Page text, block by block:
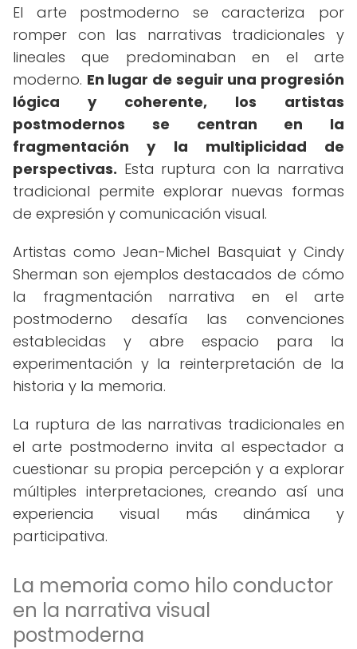
El arte postmoderno se caracteriza por
romper con las narrativas tradicionales y
lineales que predominaban en el arte
moderno. En lugar de seguir una progresión
lógica y coherente, los artistas
postmodernos se centran en la
fragmentación y la multiplicidad de
perspectivas. Esta ruptura con la narrativa
tradicional permite explorar nuevas formas
de expresión y comunicación visual.
Artistas como Jean-Michel Basquiat y Cindy
Sherman son ejemplos destacados de cómo
la fragmentación narrativa en el arte
postmoderno desafía las convenciones
establecidas y abre espacio para la
experimentación y la reinterpretación de la
historia y la memoria.
La ruptura de las narrativas tradicionales en
el arte postmoderno invita al espectador a
cuestionar su propia percepción y a explorar
múltiples interpretaciones, creando así una
experiencia visual más dinámica y
participativa.
La memoria como hilo conductor
en la narrativa visual
postmoderna